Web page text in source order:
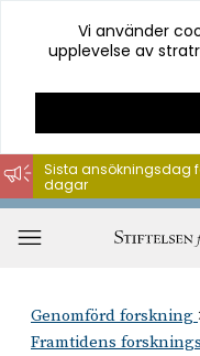
Hoppa
till
innehåll
Vi använder
upplevelse av
Sista ansökningsdag
dagar
Genomförd forskning
Framtidens